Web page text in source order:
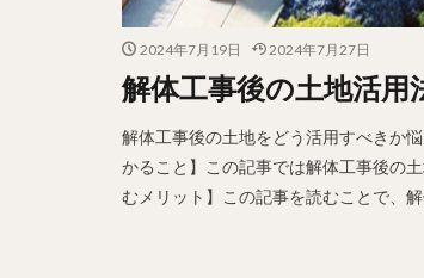
2024年7月19日 2024年7月27日
解体工事後の土地活
解体工事後の土地をどう活用すべきか
かること】この記事では解体工事後の
むメリット】この記事を読むことで、